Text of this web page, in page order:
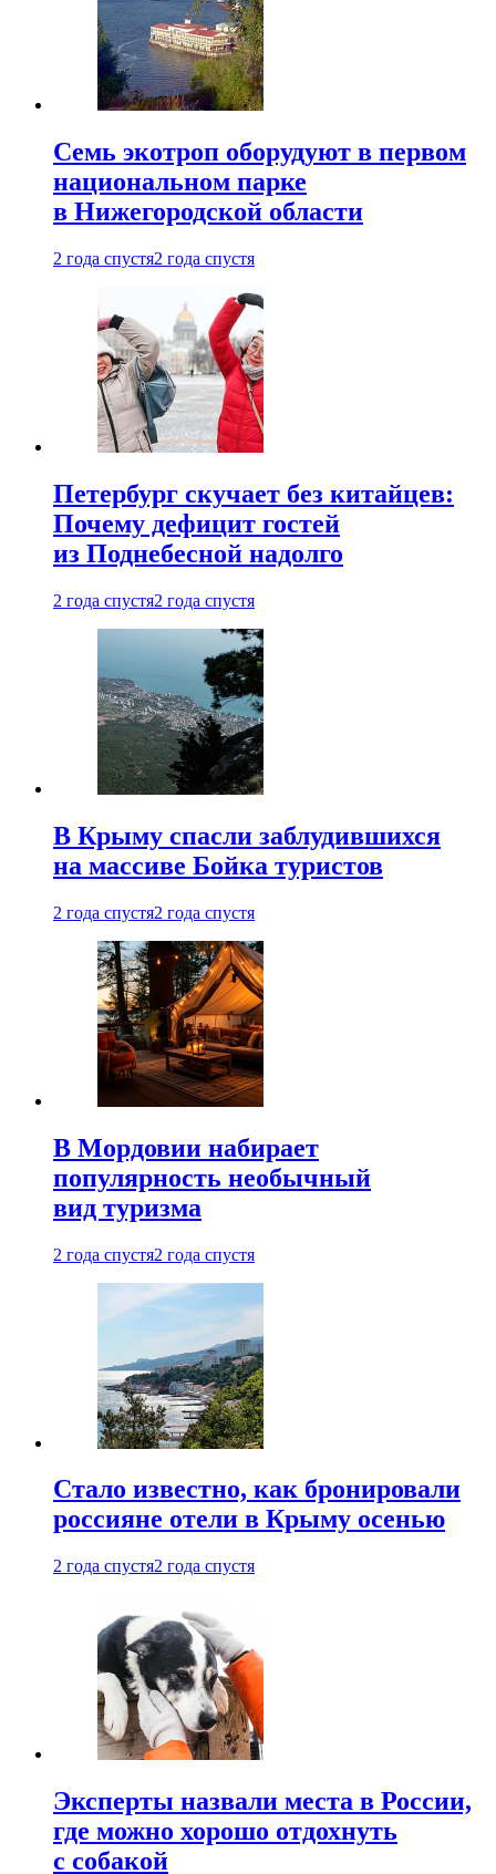
Семь экотроп оборудуют в первом
национальном парке
в Нижегородской области
2 года спустя2 года спустя
Петербург скучает без китайцев:
Почему дефицит гостей
из Поднебесной надолго
2 года спустя2 года спустя
В Крыму спасли заблудившихся
на массиве Бойка туристов
2 года спустя2 года спустя
В Мордовии набирает
популярность необычный
вид туризма
2 года спустя2 года спустя
Стало известно, как бронировали
россияне отели в Крыму осенью
2 года спустя2 года спустя
Эксперты назвали места в России,
где можно хорошо отдохнуть
с собакой